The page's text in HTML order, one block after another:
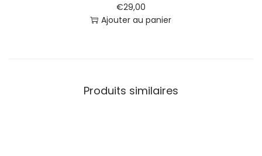
€29,00
Ajouter au panier
Produits similaires